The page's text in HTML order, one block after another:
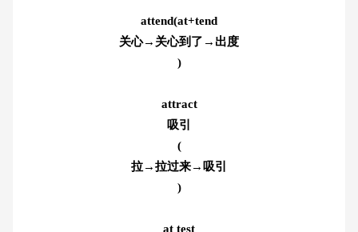
attend(at+tend
关心→关心到了→出度
)
attract
吸引
(
拉→拉过来→吸引
)
at test